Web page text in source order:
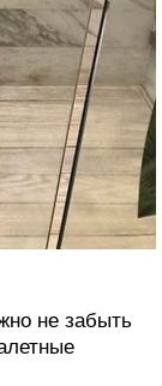
не забыть